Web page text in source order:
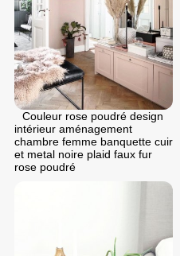
Couleur rose poudré design
intérieur aménagement
chambre femme banquette cuir
et metal noire plaid faux fur
rose poudré